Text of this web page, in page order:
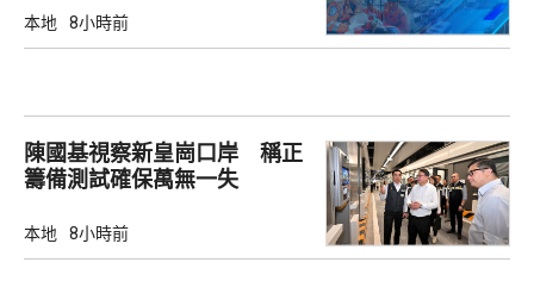
本地 8小時前
陳國基視察新皇崗口岸 稱正
籌備測試確保萬無一失
本地 8小時前